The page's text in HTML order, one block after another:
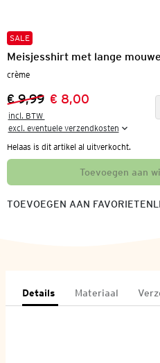
SALE
Meisjesshirt met lange
crème
Vorige prijs:
€ 9,99
Nieuwe prijs:
€ 8,00
incl. BTW
excl. eventuele verzendkosten
Helaas is dit artikel al uitverkocht.
Toevoegen aan
TOEVOEGEN AAN
Details Materiaal